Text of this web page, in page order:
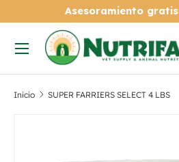
Ir al contenido
Asesoramiento gratis
Buscar
Tipo de producto
Menú
Inicio SUPER FARRIERS SELECT 4 LBS